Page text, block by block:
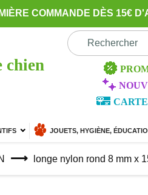
COMMANDE DÈS 15€
chien
JOUETS, HYGIÈNE,
longe nylon rond 8 mm x